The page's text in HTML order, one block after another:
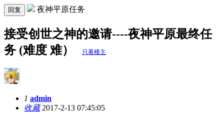
回复 夜神平原任务
接受创世之神的邀请----夜神平原最终任
务 (难度 难）
只看楼主
1 admin
收藏2017-2-13 07:45:05